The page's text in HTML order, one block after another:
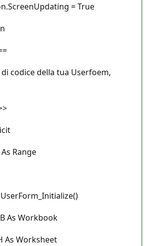
= True
codice della tua Userfoem,
Range
As Workbook
As Worksheet